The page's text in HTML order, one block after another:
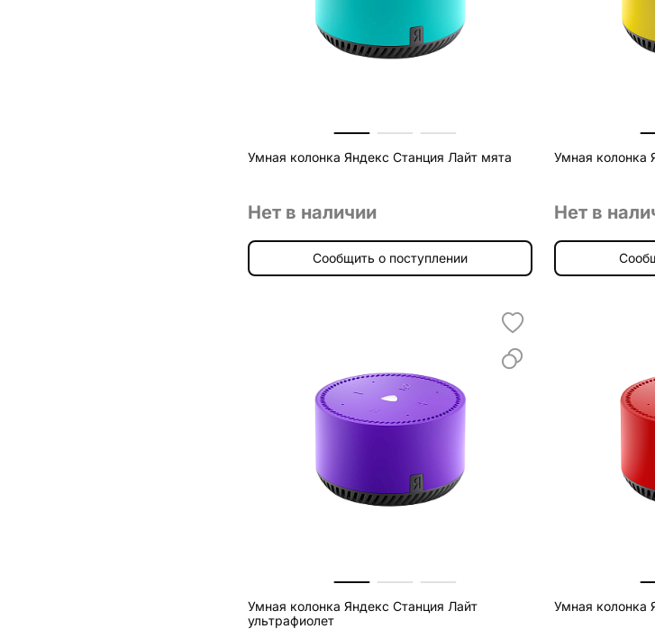
Умная колонка Яндекс Станция Лайт мята
Нет в наличии
Сообщить о поступлении
Умная колонка
Нет в
Умная колонка Яндекс Станция Лайт
ультрафиолет
Умная колонка